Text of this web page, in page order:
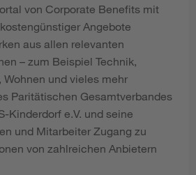
von Corporate Benefits mit
Angebote
aus allen relevanten
– zum Beispiel Technik,
Wohnen und vieles mehr
Paritätischen Gesamtverbandes
Kinderdorf e.V. und seine
und Mitarbeiter Zugang zu
von zahlreichen Anbietern